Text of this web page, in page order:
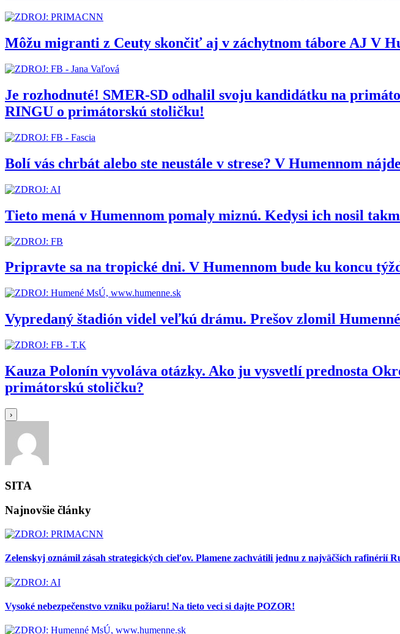
Môžu migranti z Ceuty skončiť aj v záchytnom tábore AJ V
Je rozhodnuté! SMER-SD odhalil svoju kandidátku na
RINGU o primátorskú stoličku!
Bolí vás chrbát alebo ste neustále v strese? V Humennom
Tieto mená v Humennom pomaly miznú. Kedysi ich nosil
Pripravte sa na tropické dni. V Humennom bude ku koncu
Vypredaný štadión videl veľkú drámu. Prešov zlomil
Kauza Polonín vyvoláva otázky. Ako ju vysvetlí prednosta
primátorskú stoličku?
›
SITA
Najnovšie články
Zelenskyj oznámil zásah strategických cieľov. Plamene zachvátili jednu z najväčších rafinérií
Vysoké nebezpečenstvo vzniku požiaru! Na tieto veci si dajte POZOR!